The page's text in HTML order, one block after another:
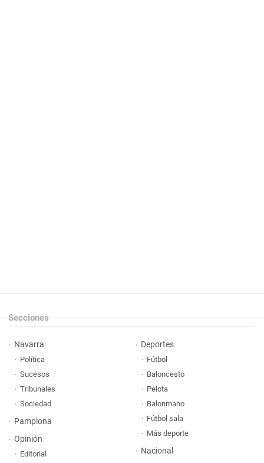
Secciones
Navarra
Política
Sucesos
Tribunales
Sociedad
Pamplona
Opinión
Editorial
Deportes
Fútbol
Baloncesto
Pelota
Balonmano
Fútbol sala
Más deporte
Nacional